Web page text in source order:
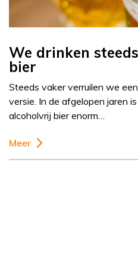
We drinken
bier
Steeds vaker verruilen we
versie. In de afgelopen jaren
alcoholvrij bier enorm…
Meer